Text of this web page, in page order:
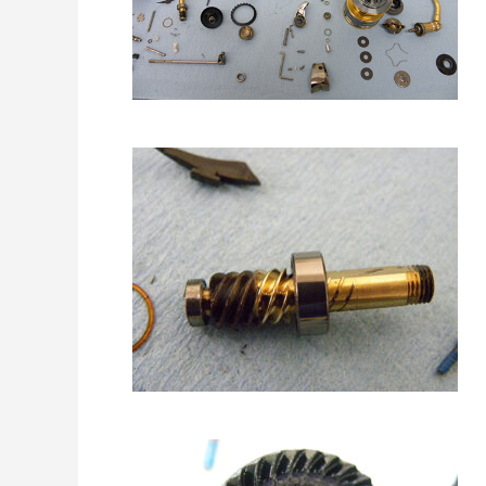
リールオーバーホール「マスタープログラ
ム」
2023.03.21
Selffish
（第22回
2023.02.06